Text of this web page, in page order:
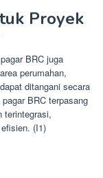
Proyek
BRC juga
perumahan,
ditangani secara
BRC terpasang
terintegrasi,
(I1)